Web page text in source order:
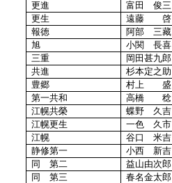
更進
富田 俊三
更生
遠藤 啓
報徳
阿部 三藏
旭
小関 長喜
三重
岡田甚九郎
共進
杉本定之助
豊郷
村上 盛
第一共和
高橋 稔
江幌共榮
蝶野 久吉
江幌更生
一色 久市
江幌
谷口 米吉
静修第一
小西 新吉
同 第二
益山由次郎
同 第三
春名金太郎